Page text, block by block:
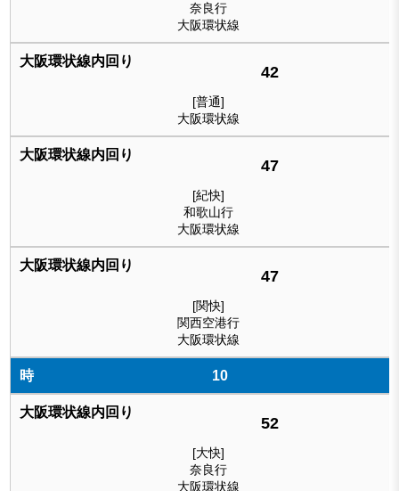
奈良行
大阪環状線
42
[普通]
大阪環状線
47
[紀快]
和歌山行
大阪環状線
47
[関快]
関西空港行
大阪環状線
10
52
[大快]
奈良行
大阪環状線